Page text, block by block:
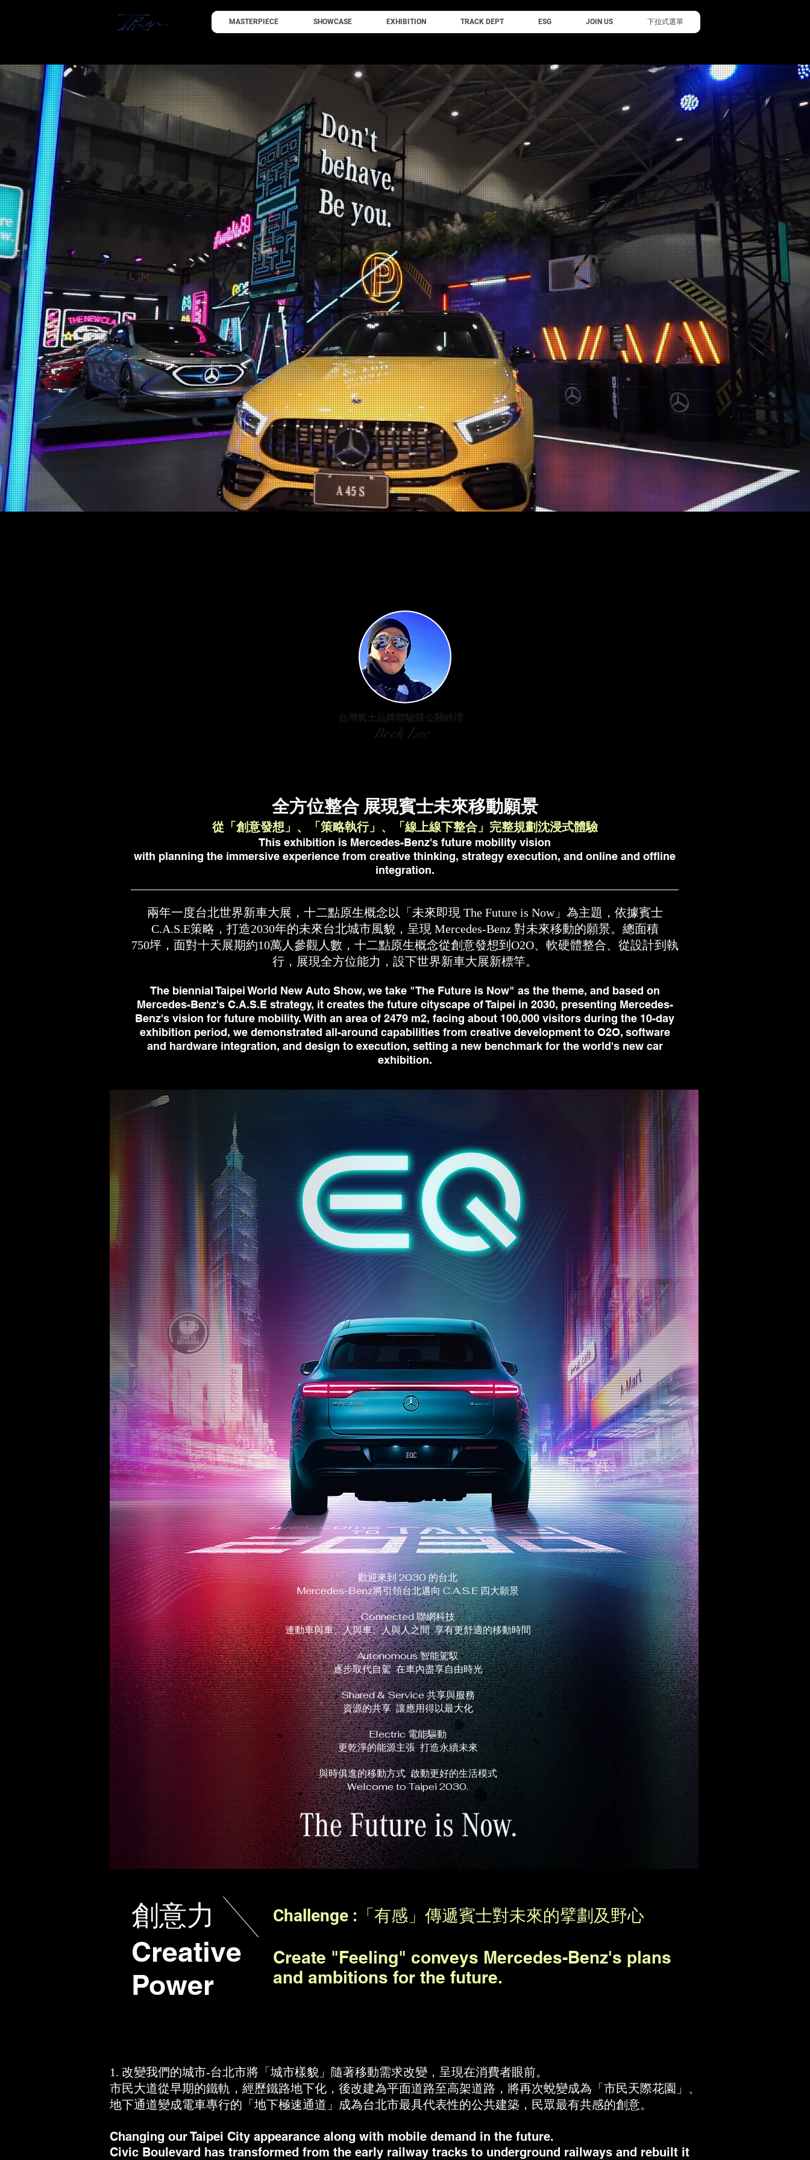
MASTERPIECE SHOWCASE EXHIBITION TRACK DEPT ESG JOIN US 下拉式選單
台灣賓士品牌體驗暨公關經理
Beck Lee
全方位整合 展現賓士未來移動願景
從「創意發想」、「策略執行」、「線上線下整合」完整規劃沈浸式體驗
This exhibition is Mercedes-Benz's future mobility vision
with planning the immersive experience from creative thinking, strategy execution, and online and offline
integration.
兩年一度台北世界新車大展，十二點原生概念以「未來即現 The Future is Now」為主題，依據賓士
C.A.S.E策略，打造2030年的未來台北城市風貌，呈現 Mercedes-Benz 對未來移動的願景。總面積
750坪，面對十天展期約10萬人參觀人數，十二點原生概念從創意發想到O2O、軟硬體整合、從設計到執
行，展現全方位能力，設下世界新車大展新標竿。
The biennial Taipei World New Auto Show, we take "The Future is Now" as the theme, and based on
Mercedes-Benz's C.A.S.E strategy, it creates the future cityscape of Taipei in 2030, presenting Mercedes-
Benz's vision for future mobility. With an area of 2479 m2, facing about 100,000 visitors during the 10-day
exhibition period, we demonstrated all-around capabilities from creative development to O2O, software
and hardware integration, and design to execution, setting a new benchmark for the world's new car
exhibition.
歡迎來到 2030 的台北
Mercedes-Benz將引領台北邁向 C.A.S.E 四大願景
Connected 聯網科技
連動車與車、人與車、人與人之間 享有更舒適的移動時間
Autonomous 智能駕馭
逐步取代自駕 在車內盡享自由時光
Shared & Service 共享與服務
資源的共享 讓應用得以最大化
Electric 電能驅動
更乾淨的能源主張 打造永續未來
與時俱進的移動方式 啟動更好的生活模式
Welcome to Taipei 2030.
創意力
Creative
Power
Challenge : 「有感」傳遞賓士對未來的擘劃及野心
Create "Feeling" conveys Mercedes-Benz's plans
and ambitions for the future.
1. 改變我們的城市-台北市將「城市樣貌」隨著移動需求改變，呈現在消費者眼前。
市民大道從早期的鐵軌，經歷鐵路地下化，後改建為平面道路至高架道路，將再次蛻變成為「市民天際花園」、
地下通道變成電車專行的「地下極速通道」成為台北市最具代表性的公共建築，民眾最有共感的創意。
Changing our Taipei City appearance along with mobile demand in the future.
Civic Boulevard has transformed from the early railway tracks to underground railways and rebuilt it